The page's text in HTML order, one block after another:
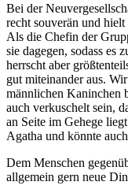
Bei der
recht souverän und
Als die Chefin der
sie dagegen, sodass es
herrscht aber
gut miteinander aus.
männlichen Kaninchen
auch verkuschelt sein,
an Seite im Gehege
Agatha und könnte
Dem Menschen
allgemein gern neue